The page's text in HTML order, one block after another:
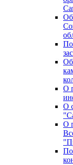
Об
Об
О
О
О